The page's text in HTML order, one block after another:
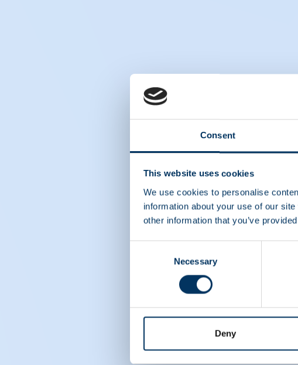
Consent
This website uses cookies
We use cookies to personalise
information about your use of our
other information that you’ve
Necessary
Deny
“As
why